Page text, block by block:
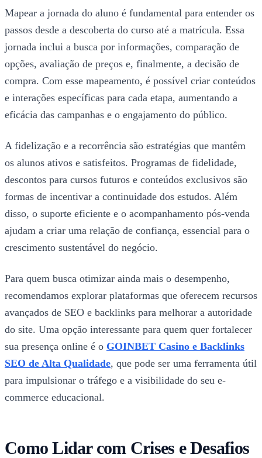
Mapear a jornada do aluno é fundamental para entender os
passos desde a descoberta do curso até a matrícula. Essa
jornada inclui a busca por informações, comparação de
opções, avaliação de preços e, finalmente, a decisão de
compra. Com esse mapeamento, é possível criar conteúdos
e interações específicas para cada etapa, aumentando a
eficácia das campanhas e o engajamento do público.
A fidelização e a recorrência são estratégias que mantêm
os alunos ativos e satisfeitos. Programas de fidelidade,
descontos para cursos futuros e conteúdos exclusivos são
formas de incentivar a continuidade dos estudos. Além
disso, o suporte eficiente e o acompanhamento pós-venda
ajudam a criar uma relação de confiança, essencial para o
crescimento sustentável do negócio.
Para quem busca otimizar ainda mais o desempenho,
recomendamos explorar plataformas que oferecem recursos
avançados de SEO e backlinks para melhorar a autoridade
do site. Uma opção interessante para quem quer fortalecer
sua presença online é o GOINBET Casino e Backlinks
SEO de Alta Qualidade, que pode ser uma ferramenta útil
para impulsionar o tráfego e a visibilidade do seu e-
commerce educacional.
Como Lidar com Crises e Desafios